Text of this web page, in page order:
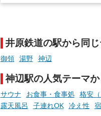
っとした悩み」が、頭に浮かん
でくることはありませんか？
お風呂でリラックスしているか
らこそ向き合える、大切な自分
の本音。
井原鉄道の駅から同
御領 湯野 神辺
神辺駅の人気テーマ
サウナ お食事・食事処 格安（
露天風呂
子連れOK 冷え性